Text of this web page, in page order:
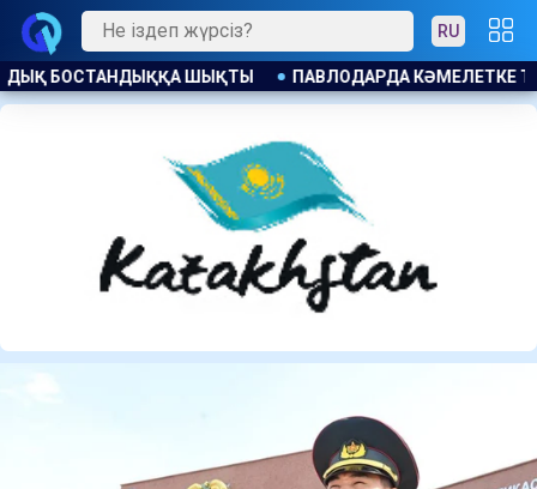
RU
ТОЛМАҒАНДАРҒА АЛКОГОЛЬ САТҚАНДАР